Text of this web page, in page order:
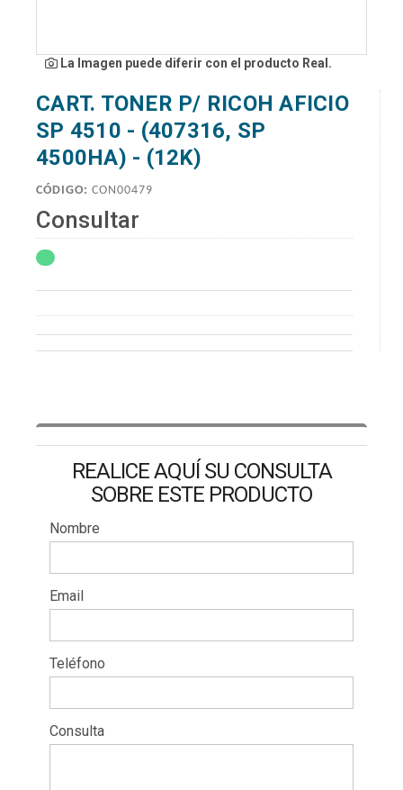
La Imagen puede diferir con el producto Real.
CART. TONER P/ RICOH AFICIO
SP 4510 - (407316, SP
4500HA) - (12K)
CÓDIGO: CON00479
Consultar
REALICE AQUÍ SU CONSULTA
SOBRE ESTE PRODUCTO
Nombre
Email
Teléfono
Consulta